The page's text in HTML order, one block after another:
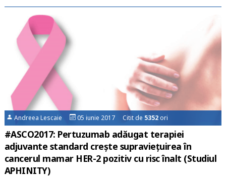
Andreea Lescaie 05 iunie 2017 Citit de 5352 ori
#ASCO2017: Pertuzumab adăugat terapiei
adjuvante standard crește supraviețuirea în
cancerul mamar HER-2 pozitiv cu risc înalt (Studiul
APHINITY)